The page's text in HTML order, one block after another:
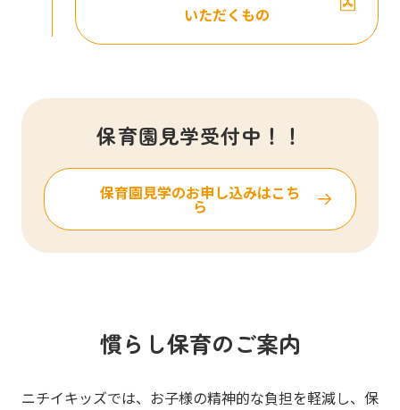
いただくもの
保育園見学受付中！！
保育園見学のお申し込みはこち
ら
慣らし保育のご案内
ニチイキッズでは、お子様の精神的な負担を軽減し、保